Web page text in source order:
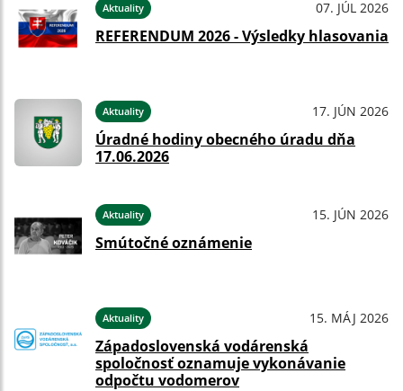
Aktuality 07. JÚL 2026
REFERENDUM 2026 - Výsledky hlasovania
Aktuality 17. JÚN 2026
Úradné hodiny obecného úradu dňa
17.06.2026
Aktuality 15. JÚN 2026
Smútočné oznámenie
Aktuality 15. MÁJ 2026
Západoslovenská vodárenská
spoločnosť oznamuje vykonávanie
odpočtu vodomerov